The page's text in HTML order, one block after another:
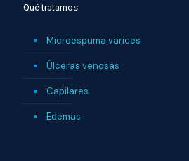
Qué tratamos
Microespuma varices
Úlceras venosas
Capilares
Edemas